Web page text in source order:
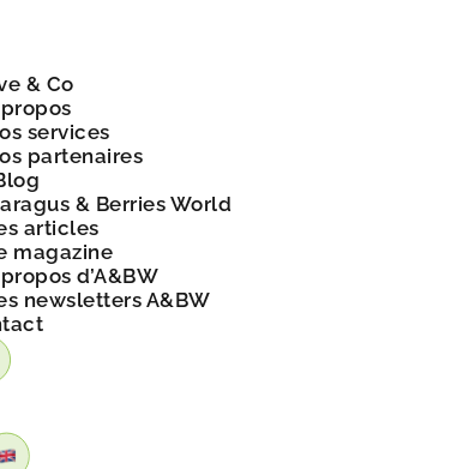
& Co
services
partenaires
& Berries World
articles
magazine
d’A&BW
newsletters A&BW